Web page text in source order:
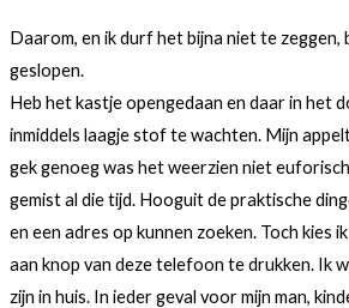
Daarom, en ik durf het bijna niet te zeggen,
geslopen.
Heb het kastje opengedaan en daar in het
inmiddels laagje stof te wachten. Mijn
gek genoeg was het weerzien niet
gemist al die tijd. Hooguit de praktische
en een adres op kunnen zoeken. Toch kies
aan knop van deze telefoon te drukken. Ik
zijn in huis. In ieder geval voor mijn man,